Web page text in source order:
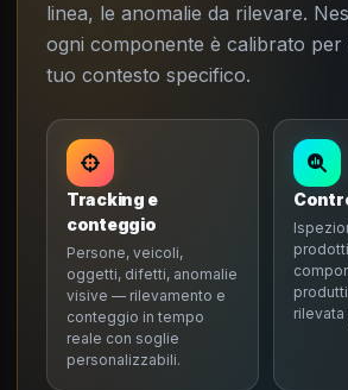
linea, le anomalie da rilevare.
ogni componente è calibrato
tuo contesto specifico.
Tracking e
conteggio
Persone, veicoli,
oggetti, difetti, anomalie
visive — rilevamento e
conteggio in tempo
reale con soglie
personalizzabili.